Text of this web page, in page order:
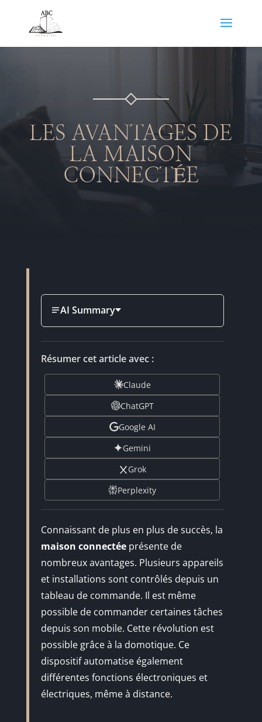
LES AVANTAGES DE
LA MAISON
CONNECTÉE
AI Summary
Résumer cet article avec :
Claude
ChatGPT
Google AI
Gemini
Grok
Perplexity
Connaissant de plus en plus de succès, la
maison connectéeprésente de
nombreux avantages. Plusieurs appareils
et installations sont contrôlés depuis un
tableau de commande. Il est même
possible de commander certaines tâches
depuis son mobile. Cette révolution est
possible grâce à la domotique. Ce
dispositif automatise également
différentes fonctions électroniques et
électriques, même à distance.